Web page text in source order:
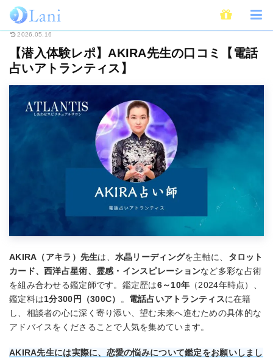
ホーム 電話占い 【潜入体験レポ】AKIRA先生の口コミ【電話占いアトラ
2026.05.16
【潜入体験レポ】AKIRA先生の口コミ【電話
占いアトランティス】
AKIRA（アキラ）先生は、 水晶リーディングを主軸に、 タロット
カード、西洋占星術、霊感・インスピレーションなど多彩な占術
を組み合わせる鑑定師です。鑑定歴は6～10年 （2024年時点）、
鑑定料は1分300円（300C） 。 電話占いアトランティスに在籍
し、相談者の心に深く寄り添い、望む未来へ進むための具体的な
アドバイスをくださることで人気を集めています。
AKIRA先生には実際に、恋愛の悩みについて鑑定をお願いしまし